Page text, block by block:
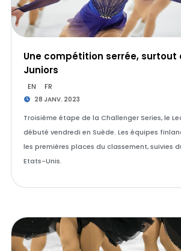
Une compétition serrée, surtout
Juniors
EN FR
28 JANV. 2023
Troisième étape de la Challenger Series, le
débuté vendredi en Suède. Les équipes
les premières places du classement, suivies
Etats-Unis.